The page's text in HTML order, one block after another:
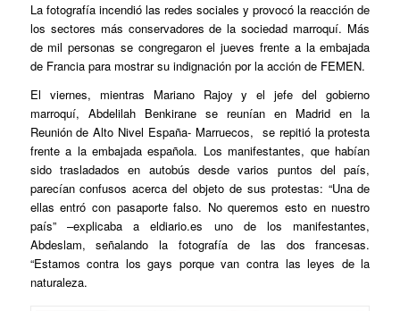
La fotografía incendió las redes sociales y provocó la reacción de
los sectores más conservadores de la sociedad marroquí. Más
de mil personas se congregaron el jueves frente a la embajada
de Francia para mostrar su indignación por la acción de FEMEN.
El viernes, mientras Mariano Rajoy y el jefe del gobierno
marroquí, Abdelilah Benkirane se reunían en Madrid en la
Reunión de Alto Nivel España- Marruecos, se repitió la protesta
frente a la embajada española. Los manifestantes, que habían
sido trasladados en autobús desde varios puntos del país,
parecían confusos acerca del objeto de sus protestas: “Una de
ellas entró con pasaporte falso. No queremos esto en nuestro
país” –explicaba a eldiario.es uno de los manifestantes,
Abdeslam, señalando la fotografía de las dos francesas.
“Estamos contra los gays porque van contra las leyes de la
naturaleza.